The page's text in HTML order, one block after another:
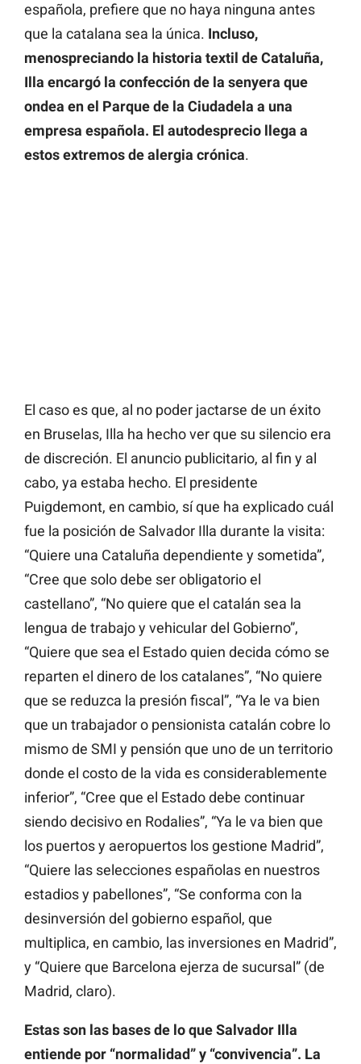
española, prefiere que no haya ninguna antes
que la catalana sea la única. Incluso,
menospreciando la historia textil de Cataluña,
Illa encargó la confección de la senyera que
ondea en el Parque de la Ciudadela a una
empresa española. El autodesprecio llega a
estos extremos de alergia crónica.
El caso es que, al no poder jactarse de un éxito
en Bruselas, Illa ha hecho ver que su silencio era
de discreción. El anuncio publicitario, al fin y al
cabo, ya estaba hecho. El presidente
Puigdemont, en cambio, sí que ha explicado cuál
fue la posición de Salvador Illa durante la visita:
“Quiere una Cataluña dependiente y sometida”,
“Cree que solo debe ser obligatorio el
castellano”, “No quiere que el catalán sea la
lengua de trabajo y vehicular del Gobierno”,
“Quiere que sea el Estado quien decida cómo se
reparten el dinero de los catalanes”, “No quiere
que se reduzca la presión fiscal”, “Ya le va bien
que un trabajador o pensionista catalán cobre lo
mismo de SMI y pensión que uno de un territorio
donde el costo de la vida es considerablemente
inferior”, “Cree que el Estado debe continuar
siendo decisivo en Rodalies”, “Ya le va bien que
los puertos y aeropuertos los gestione Madrid”,
“Quiere las selecciones españolas en nuestros
estadios y pabellones”, “Se conforma con la
desinversión del gobierno español, que
multiplica, en cambio, las inversiones en Madrid”,
y “Quiere que Barcelona ejerza de sucursal” (de
Madrid, claro).
Estas son las bases de lo que Salvador Illa
entiende por “normalidad” y “convivencia”. La